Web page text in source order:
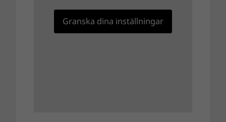
Granska dina inställningar